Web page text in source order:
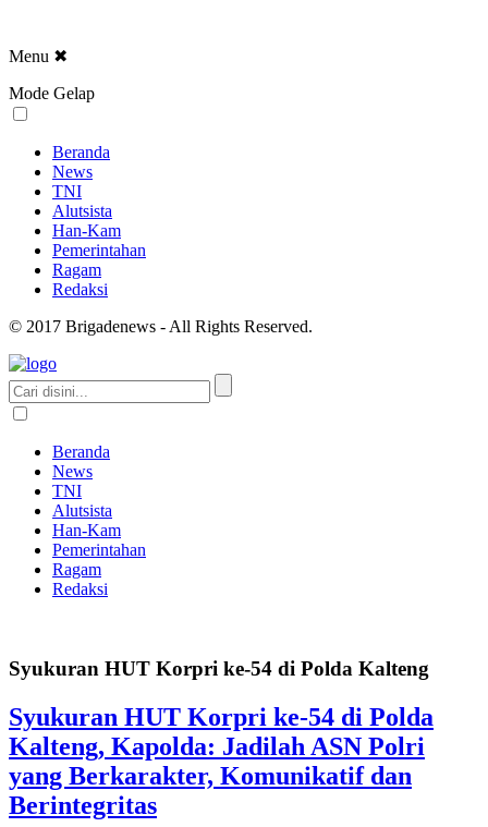
Menu ✖
Mode Gelap
Beranda
News
TNI
Alutsista
Han-Kam
Pemerintahan
Ragam
Redaksi
© 2017 Brigadenews - All Rights Reserved.
Beranda
News
TNI
Alutsista
Han-Kam
Pemerintahan
Ragam
Redaksi
Syukuran HUT Korpri ke-54 di Polda Kalteng
Syukuran HUT Korpri ke-54 di Polda
Kalteng, Kapolda: Jadilah ASN Polri
yang Berkarakter, Komunikatif dan
Berintegritas